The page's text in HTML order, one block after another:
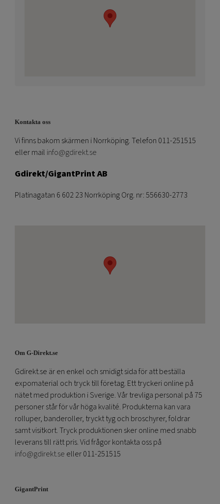
Kontakta oss
Vi finns bakom skärmen i Norrköping. Telefon 011-251515
eller mail info@gdirekt.se
Gdirekt/GigantPrint AB
Platinagatan 6 602 23 Norrköping Org. nr: 556630-2773
Om G-Direkt.se
Gdirekt.se är en enkel och smidigt sida för att beställa
expomaterial och tryck till företag. Ett tryckeri online på
nätet med produktion i Sverige. Vår trevliga personal på 75
personer står för vår höga kvalité. Produkterna kan vara
rolluper, banderoller, tryckt tyg och broschyrer, foldrar
samt visitkort. Tryck produktionen sker online med snabb
leverans till rätt pris. Vid frågor kontakta oss på
info@gdirekt.se eller 011-251515
GigantPrint